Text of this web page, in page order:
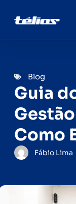
Blog
Guia
Como
Fábio Lima